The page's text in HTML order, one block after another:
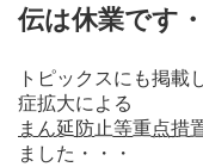
伝は休業です・
トピックスにも掲載
症拡大による
まん延防止等重点措
ました・・・